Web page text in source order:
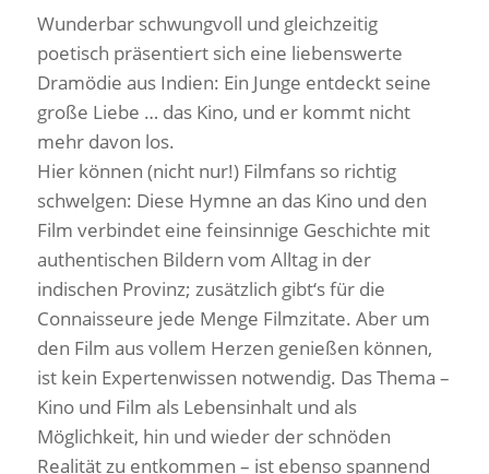
Wunderbar schwungvoll und gleichzeitig
poetisch präsentiert sich eine liebenswerte
Dramödie aus Indien: Ein Junge entdeckt seine
große Liebe … das Kino, und er kommt nicht
mehr davon los.
Hier können (nicht nur!) Filmfans so richtig
schwelgen: Diese Hymne an das Kino und den
Film verbindet eine feinsinnige Geschichte mit
authentischen Bildern vom Alltag in der
indischen Provinz; zusätzlich gibt‘s für die
Connaisseure jede Menge Filmzitate. Aber um
den Film aus vollem Herzen genießen können,
ist kein Expertenwissen notwendig. Das Thema –
Kino und Film als Lebensinhalt und als
Möglichkeit, hin und wieder der schnöden
Realität zu entkommen – ist ebenso spannend